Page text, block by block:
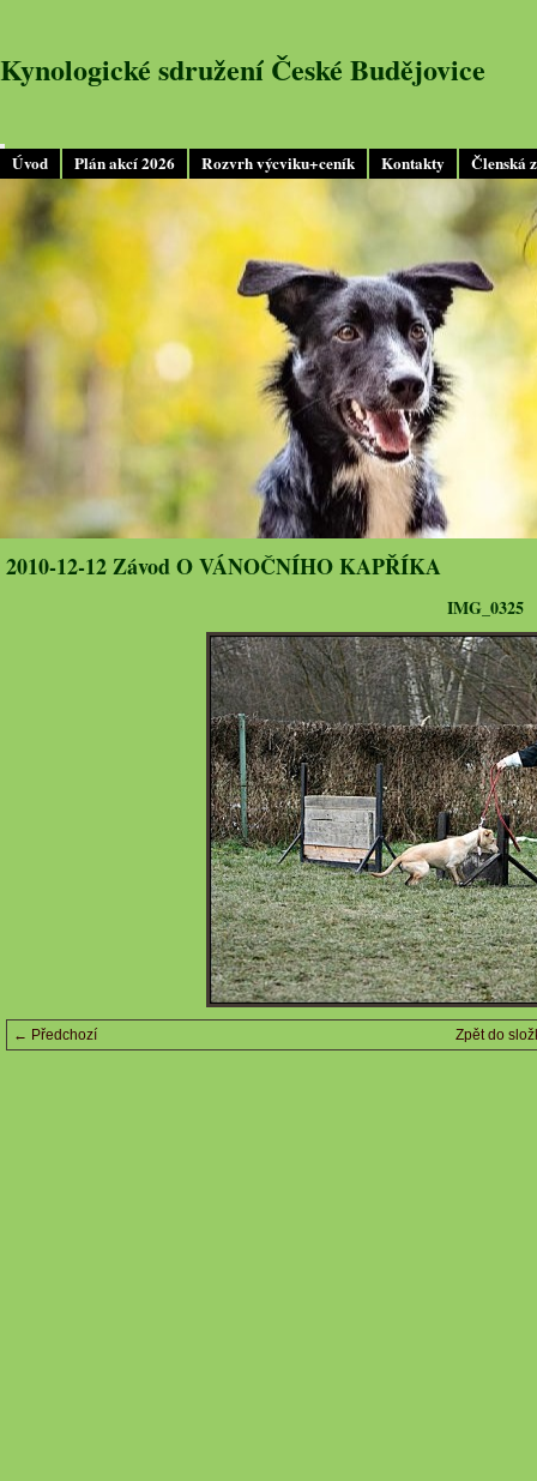
Úvod Plán akcí 2026 Rozvrh výcviku+ceník Kontakty Členská
Kynologické sdružení České Budějovice
2010-12-12 Závod O VÁNOČNÍHO KAPŘÍKA
IMG_0325
← Předchozí Zpět do